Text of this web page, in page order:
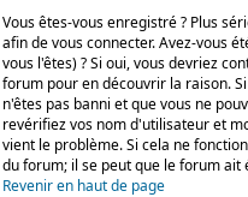
Vous êtes-vous enregistré ? Plus
afin de vous connecter. Avez-vous
vous l'êtes) ? Si oui, vous devriez
forum pour en découvrir la raison.
n'êtes pas banni et que vous ne
revérifiez vos nom d'utilisateur et
vient le problème. Si cela ne
du forum; il se peut que le forum ait
Revenir en haut de page